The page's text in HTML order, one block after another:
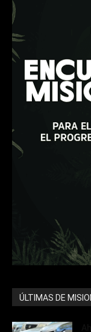
ÚLTIMAS DE